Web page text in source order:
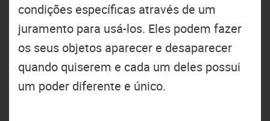
condições específicas através de um
juramento para usá-los. Eles podem fazer
os seus objetos aparecer e desaparecer
quando quiserem e cada um deles possui
um poder diferente e único.